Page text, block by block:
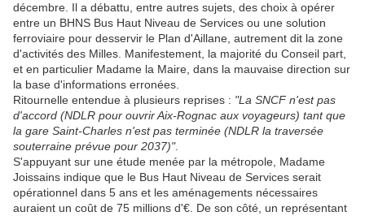
décembre. Il a débattu, entre autres sujets, des choix à opérer
entre un BHNS Bus Haut Niveau de Services ou une solution
ferroviaire pour desservir le Plan d'Aillane, autrement dit la zone
d'activités des Milles. Manifestement, la majorité du Conseil part,
et en particulier Madame la Maire, dans la mauvaise direction sur
la base d'informations erronées.
Ritournelle entendue à plusieurs reprises : "La SNCF n'est pas
d'accord (NDLR pour ouvrir Aix-Rognac aux voyageurs) tant que
la gare Saint-Charles n'est pas terminée (NDLR la traversée
souterraine prévue pour 2037)".
S'appuyant sur une étude menée par la métropole, Madame
Joissains indique que le Bus Haut Niveau de Services serait
opérationnel dans 5 ans et les aménagements nécessaires
auraient un coût de 75 millions d'€. De son côté, un représentant